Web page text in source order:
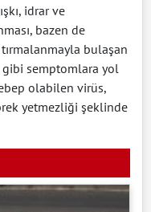
idrar ve
bazen de
tırmalanmayla bulaşan
gibi semptomlara yol
olabilen virüs,
yetmezliği şeklinde